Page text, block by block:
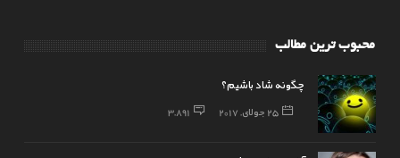
محبوب ترین مطالب
چگونه شاد باشیم؟
25 جولای, 2017 3,891